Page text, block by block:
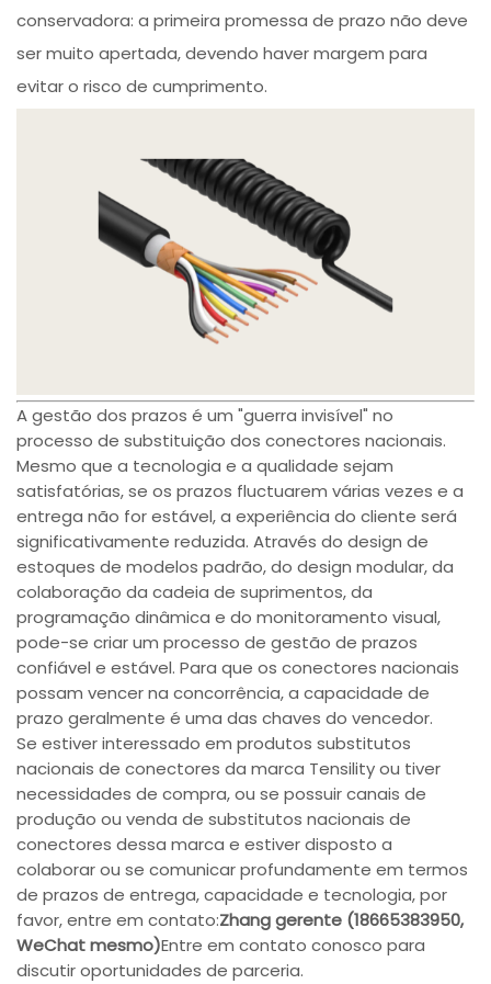
conservadora: a primeira promessa de prazo não deve
ser muito apertada, devendo haver margem para
evitar o risco de cumprimento.
A gestão dos prazos é um "guerra invisível" no
processo de substituição dos conectores nacionais.
Mesmo que a tecnologia e a qualidade sejam
satisfatórias, se os prazos fluctuarem várias vezes e a
entrega não for estável, a experiência do cliente será
significativamente reduzida. Através do design de
estoques de modelos padrão, do design modular, da
colaboração da cadeia de suprimentos, da
programação dinâmica e do monitoramento visual,
pode-se criar um processo de gestão de prazos
confiável e estável. Para que os conectores nacionais
possam vencer na concorrência, a capacidade de
prazo geralmente é uma das chaves do vencedor.
Se estiver interessado em produtos substitutos
nacionais de conectores da marca Tensility ou tiver
necessidades de compra, ou se possuir canais de
produção ou venda de substitutos nacionais de
conectores dessa marca e estiver disposto a
colaborar ou se comunicar profundamente em termos
de prazos de entrega, capacidade e tecnologia, por
favor, entre em contato:Zhang gerente (18665383950,
WeChat mesmo)Entre em contato conosco para
discutir oportunidades de parceria.